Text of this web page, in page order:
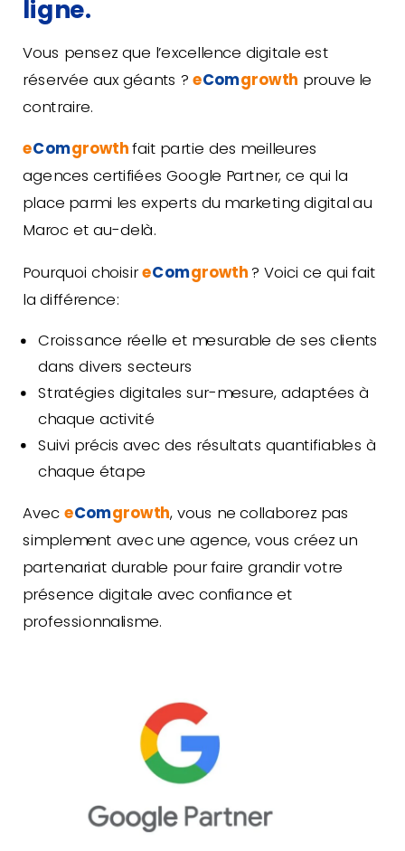
ligne.
Vous pensez que l’excellence digitale est
réservée aux géants ? eComgrowth prouve le
contraire.
eComgrowthfait partie des meilleures
agences certifiées Google Partner, ce qui la
place parmi les experts du marketing digital au
Maroc et au-delà.
Pourquoi choisireComgrowth? Voici ce qui fait
la différence:
Croissance réelle et mesurable de ses clients
dans divers secteurs
Stratégies digitales sur-mesure, adaptées à
chaque activité
Suivi précis avec des résultats quantifiables à
chaque étape
Avec eComgrowth, vous ne collaborez pas
simplement avec une agence, vous créez un
partenariat durable pour faire grandir votre
présence digitale avec confiance et
professionnalisme.